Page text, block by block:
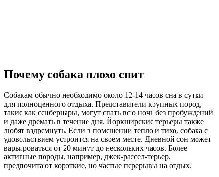
Почему собака плохо спит
Собакам обычно необходимо около 12-14 часов сна в сутки
для полноценного отдыха. Представители крупных пород,
такие как сенбернары, могут спать всю ночь без пробуждений
и даже дремать в течение дня. Йоркширские терьеры также
любят вздремнуть. Если в помещении тепло и тихо, собака с
удовольствием устроится на своем месте. Дневной сон может
варьироваться от 20 минут до нескольких часов. Более
активные породы, например, джек-рассел-терьер,
предпочитают короткие, но частые перерывы на отдых.